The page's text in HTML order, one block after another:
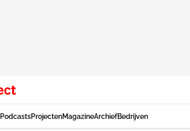
PodcastsProjectenMagazineArchiefBedrijven